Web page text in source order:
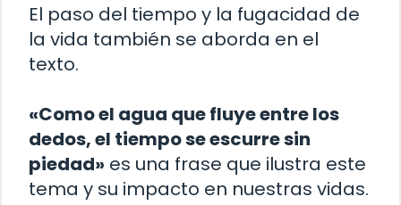
El paso del tiempo y la fugacidad de
la vida también se aborda en el
texto.
«Como el agua que fluye entre los
dedos, el tiempo se escurre sin
piedad» es una frase que ilustra este
tema y su impacto en nuestras vidas.